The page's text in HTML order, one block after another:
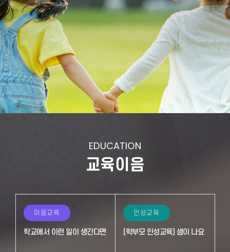
EDUCATION
교육이음
이음교육
학교에서 이런 일이 생긴다면
인성교육
[학부모 인성교육] 샘이 나요